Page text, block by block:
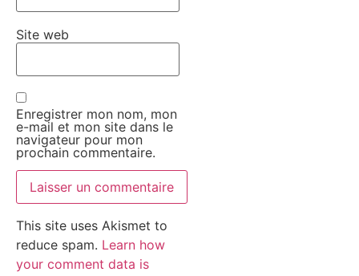
Site web
Enregistrer mon nom, mon
e-mail et mon site dans le
navigateur pour mon
prochain commentaire.
This site uses Akismet to
reduce spam. Learn how
your comment data is